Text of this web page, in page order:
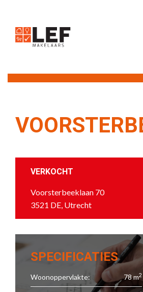
VERKOCHT
Voorsterbeeklaan 70
3521 DE, Utrecht
SPECIFICATIES
Woonoppervlakte: 78 m2